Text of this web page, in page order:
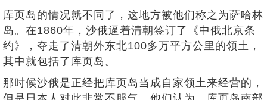
库页岛的情况就不同了，这地方被他们称之为萨哈林
岛。在1860年，沙俄逼着清朝签订了《中俄北京条
约》，夺走了清朝外东北100多万平方公里的领土，
其中就包括了库页岛。
那时候沙俄是正经把库页岛当成自家领土来经营的，